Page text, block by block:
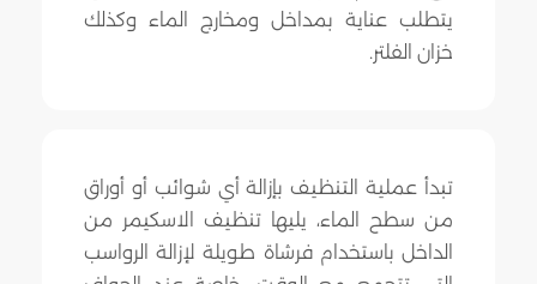
يتطلب عناية بمداخل ومخارج الماء وكذلك
خزان الفلتر.
تبدأ عملية التنظيف بإزالة أي شوائب أو أوراق
من سطح الماء، يليها تنظيف الاسكيمر من
الداخل باستخدام فرشاة طويلة لإزالة الرواسب